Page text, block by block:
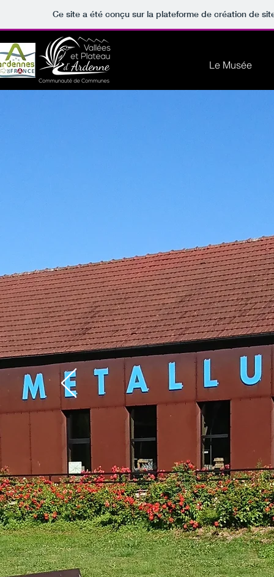
Ce site a été conçu sur la plateforme de création de
Le Musée